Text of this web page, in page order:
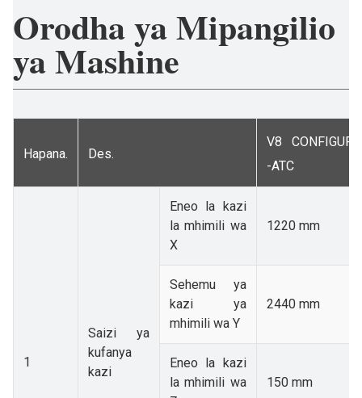
Orodha ya Mipangilio
ya Mashine
Hapana. Des.
V8
-ATC
1
Saizi ya
kufanya
kazi
Eneo la kazi
la mhimili wa
X
1220 mm
Sehemu ya
kazi ya
mhimili wa Y
2440 mm
Eneo la kazi
la mhimili wa
150 mm